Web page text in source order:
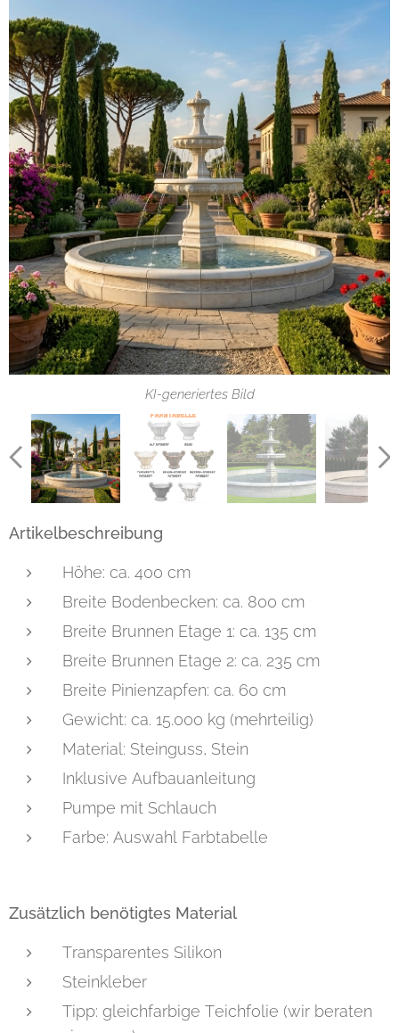
KI-generiertes Bild
KI-generiertes Bild
Artikelbeschreibung
Höhe: ca. 400 cm
Breite Bodenbecken: ca. 800 cm
Breite Brunnen Etage 1: ca. 135 cm
Breite Brunnen Etage 2: ca. 235 cm
Breite Pinienzapfen: ca. 60 cm
Gewicht: ca. 15.000 kg (mehrteilig)
Material: Steinguss, Stein
Inklusive Aufbauanleitung
Pumpe mit Schlauch
Farbe: Auswahl Farbtabelle
Zusätzlich benötigtes Material
Transparentes Silikon
Steinkleber
Tipp: gleichfarbige Teichfolie (wir beraten